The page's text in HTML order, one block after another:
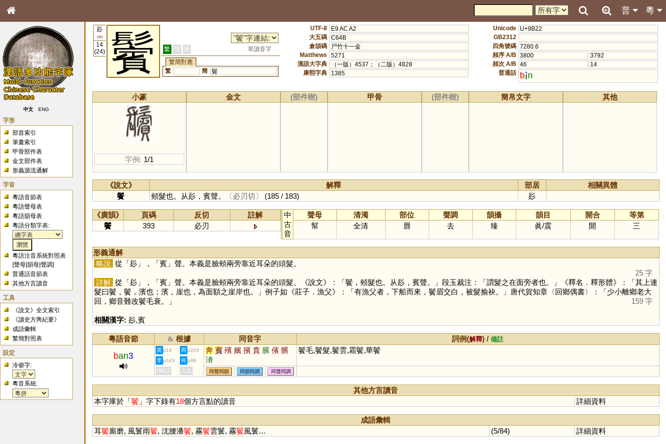
粵
普
中文 ENG
字形
部首索引
筆畫索引
甲骨部件表
金文部件表
形義源流通解
字音
粵語音節表
粵語聲母表
粵語韻母表
粵語分類字表:
粵語注音系統對照表
[聲母 |韻母 |聲調]
普通話音節表
其他方言讀音
工具
《說文》全文索引
《讀史方輿紀要》
成語彙輯
繁簡對照表
設定
冷僻字:
粵音系統:
髟
190
14
(24)
鬢 繁 簡 港
單讀音字
繁簡對應
繁
簡 鬓
UTF-8
E9 AC A2
大五碼 C64B
倉頡碼
尸竹十一金
Matthews
5271
漢語大字典
（一版）4537；（二版）4828
康熙字典
1385
Unicode U+9B22
GB2312
四角號碼 7280.6
頻序 A/B 3800
3792
頻次 A/B 46
14
普通話 b n
小篆
字例: 1/1
金文 (部件樹) 甲骨 (部件樹) 簡帛文字 其他
《說文》 解釋 部居
相關異體
鬢
頰髮也。从髟，賓聲。 〔必刃切〕 (185 / 183) 髟
《廣韻》 頁碼 反切
註解
鬢
393 必刃
中
古
音
聲母 清濁 部位 聲調 韻攝 韻目 開合
等第
幫
全清 唇 去 臻 眞/震 開 三
形義通解
略說: 從「髟」，「賓」聲。本義是臉頰兩旁靠近耳朵的頭髮。
25 字
詳解: 從「髟」，「賓」聲。本義是臉頰兩旁靠近耳朵的頭髮。《說文》：「鬢，頰髮也。从髟，賓聲。」段玉裁注：「謂髮之在面旁者也。」《釋名．釋形體》：「其上連
髮曰鬢，鬢，濱也；濱，崖也，為面額之崖岸也。」例子如《莊子．漁父》：「有漁父者，下船而來，鬢眉交白，被髮揄袂。」唐代賀知章〈回鄉偶書〉：「少小離鄉老大
回，鄉音難改鬢毛衰。」
159 字
相關漢字: 髟,賓
粵語音節 & 根據 同音字 詞例(解釋) /備註
ban3
黃 p14 周 p204 奔 賓 殯 嬪 擯 賁 臏 儐 髕
渀
鬢毛,鬢髮,鬢雲,霜鬢,華鬢
李 p343 何 p98
HKLS 人文 同聲同韻 同韻同調 同聲同調
其他方言讀音
本字庫於「鬢 」字下錄有18個方言點的讀音 詳細資料
成語彙輯
耳鬢廝磨, 風鬟雨鬢, 沈腰潘鬢, 霧鬢雲鬟, 霧鬢風鬟… (5/84) 詳細資料